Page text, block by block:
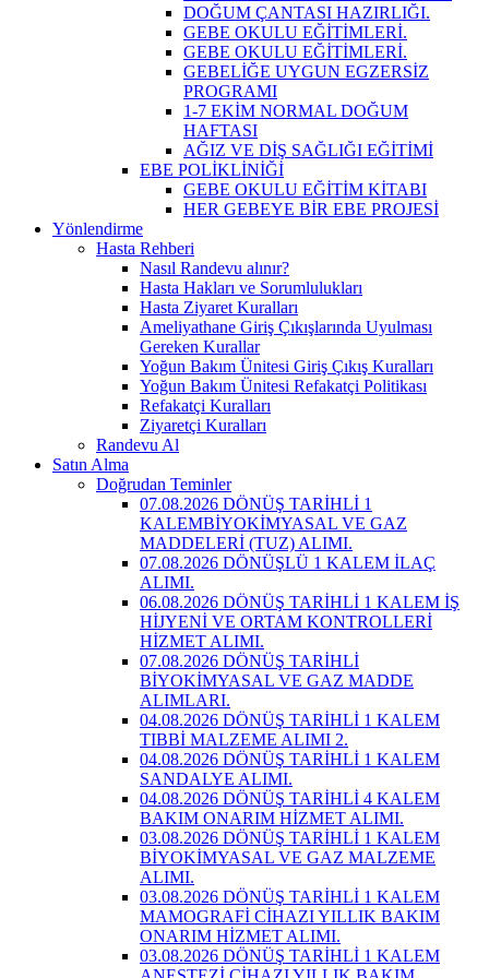
DOĞUM ÇANTASI HAZIRLIĞI.
GEBE OKULU EĞİTİMLERİ.
GEBE OKULU EĞİTİMLERİ.
GEBELİĞE UYGUN EGZERSİZ
PROGRAMI
1-7 EKİM NORMAL DOĞUM
HAFTASI
AĞIZ VE DİŞ SAĞLIĞI EĞİTİMİ
EBE POLİKLİNİĞİ
GEBE OKULU EĞİTİM KİTABI
HER GEBEYE BİR EBE PROJESİ
Yönlendirme
Hasta Rehberi
Nasıl Randevu alınır?
Hasta Hakları ve Sorumlulukları
Hasta Ziyaret Kuralları
Ameliyathane Giriş Çıkışlarında Uyulması
Gereken Kurallar
Yoğun Bakım Ünitesi Giriş Çıkış Kuralları
Yoğun Bakım Ünitesi Refakatçi Politikası
Refakatçi Kuralları
Ziyaretçi Kuralları
Randevu Al
Satın Alma
Doğrudan Teminler
07.08.2026 DÖNÜŞ TARİHLİ 1
KALEMBİYOKİMYASAL VE GAZ
MADDELERİ (TUZ) ALIMI.
07.08.2026 DÖNÜŞLÜ 1 KALEM İLAÇ
ALIMI.
06.08.2026 DÖNÜŞ TARİHLİ 1 KALEM İŞ
HİJYENİ VE ORTAM KONTROLLERİ
HİZMET ALIMI.
07.08.2026 DÖNÜŞ TARİHLİ
BİYOKİMYASAL VE GAZ MADDE
ALIMLARI.
04.08.2026 DÖNÜŞ TARİHLİ 1 KALEM
TIBBİ MALZEME ALIMI 2.
04.08.2026 DÖNÜŞ TARİHLİ 1 KALEM
SANDALYE ALIMI.
04.08.2026 DÖNÜŞ TARİHLİ 4 KALEM
BAKIM ONARIM HİZMET ALIMI.
03.08.2026 DÖNÜŞ TARİHLİ 1 KALEM
BİYOKİMYASAL VE GAZ MALZEME
ALIMI.
03.08.2026 DÖNÜŞ TARİHLİ 1 KALEM
MAMOGRAFİ CİHAZI YILLIK BAKIM
ONARIM HİZMET ALIMI.
03.08.2026 DÖNÜŞ TARİHLİ 1 KALEM